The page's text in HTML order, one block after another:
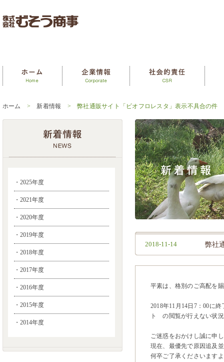
ホーム > 新着情報 > 弊社通販サイト「ビオフロレスタ」表示不具合の件
・2025年度
・2021年度
・2020年度
・2019年度
・2018年度
・2017年度
・2016年度
・2015年度
・2014年度
2018-11-14 弊社
平素は、格別のご高配を
2018年11月14日7：00に
ト の閲覧が行えない状
ご迷惑をおかけし誠に申
現在、最優先で原因追及
何卒ご了承くださいます